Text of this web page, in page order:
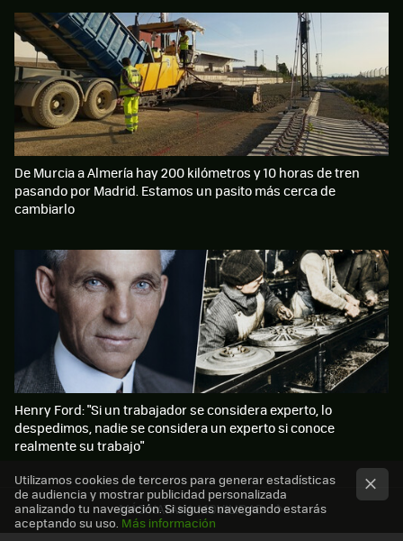
MÁS XATAKA MOVILIDAD
De Murcia a Almería hay 200 kilómetros y 10 horas de tren
pasando por Madrid. Estamos un pasito más cerca de
cambiarlo
Henry Ford: "Si un trabajador se considera experto, lo
despedimos, nadie se considera un experto si conoce
realmente su trabajo"
Utilizamos cookies de terceros para generar estadísticas
de audiencia y mostrar publicidad personalizada
analizando tu navegación. Si sigues navegando estarás
aceptando su uso. Más información